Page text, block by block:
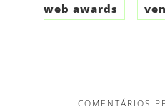
web awards
COMENTÁRIOS